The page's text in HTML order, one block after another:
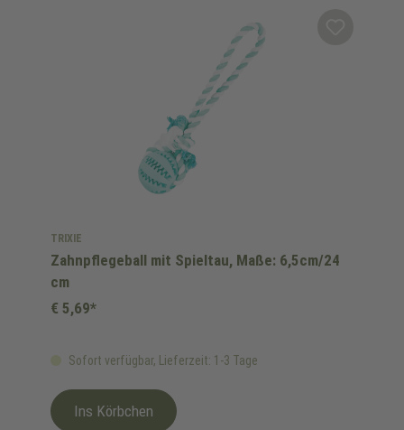
TRIXIE
Zahnpflegeball mit Spieltau, Maße: 6,5cm/24
cm
Sofort verfügbar, Lieferzeit: 1-3 Tage
€ 5,69*
Ins Körbchen